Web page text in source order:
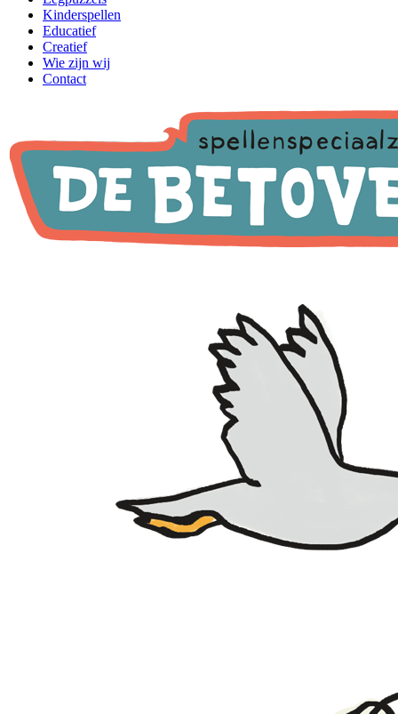
Kinderspellen
Educatief
Creatief
Wie zijn wij
Contact